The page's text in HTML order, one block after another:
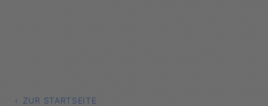
ZUR STARTSEITE